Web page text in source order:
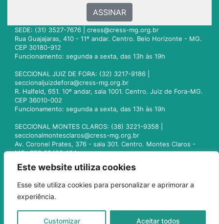
Este website utiliza cookies
Esse site utiliza cookies para personalizar e aprimorar a
experiência.
Customizar Aceitar todos
ASSINAR
SEDE: (31) 3527-7676 | cress@cress-mg.org.br
Rua Guajajaras, 410 - 11º andar. Centro. Belo Horizonte - MG.
CEP 30180-912
Funcionamento: segunda a sexta, das 13h às 19h
SECCIONAL JUIZ DE FORA: (32) 3217-9186 |
seccionaljuizdefora@cress-mg.org.br
R. Halfeld, 651. 10º andar, sala 1001. Centro. Juiz de Fora-MG.
CEP 36010-002
Funcionamento: segunda a sexta, das 13h às 19h
SECCIONAL MONTES CLAROS: (38) 3221-9358 |
seccionalmontesclaros@cress-mg.org.br
Av. Coronel Prates, 376 - sala 301. Centro. Montes Claros -
MG. CEP 39400-104
seccionaluberlandia@cress-mg.org.br
Av. Afonso Pena, 547 - sala 101. Uberlândia - MG. CEP